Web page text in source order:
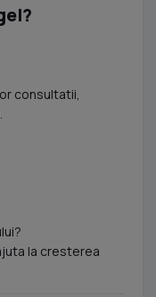
consultatii,
la cresterea